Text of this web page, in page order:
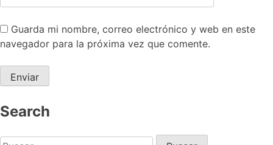
Guarda mi nombre, correo electrónico y web en este
navegador para la próxima vez que comente.
Search